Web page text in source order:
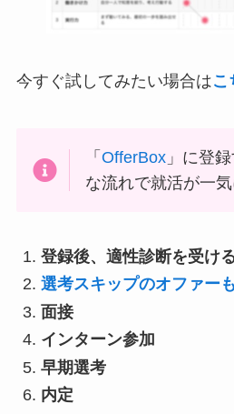
今すぐ試してみたい場合はこ
「OfferBox 」に登
な流れで就活が一気
登録後、適性診断を受け
選考スキップのオファー
面接
インターン参加
早期選考
内定